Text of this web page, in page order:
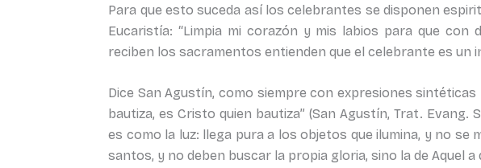
Para que esto suceda así los celebrantes se disponen
Eucaristía: “Limpia mi corazón y mis labios para que con
reciben los sacramentos entienden que el celebrante es un
Dice San Agustín, como siempre con expresiones
bautiza, es Cristo quien bautiza” (San Agustín, Trat.
es como la luz: llega pura a los objetos que ilumina, y no
santos, y no deben buscar la propia gloria, sino la de Aquel a